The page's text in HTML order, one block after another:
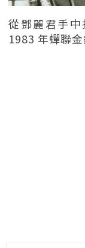
從鄧麗君手
1983 年蟬聯